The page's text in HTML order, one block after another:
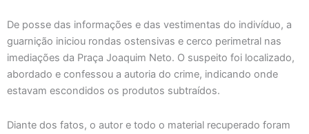
De posse das informações e das vestimentas do indivíduo, a
guarnição iniciou rondas ostensivas e cerco perimetral nas
imediações da Praça Joaquim Neto. O suspeito foi localizado,
abordado e confessou a autoria do crime, indicando onde
estavam escondidos os produtos subtraídos.
Diante dos fatos, o autor e todo o material recuperado foram